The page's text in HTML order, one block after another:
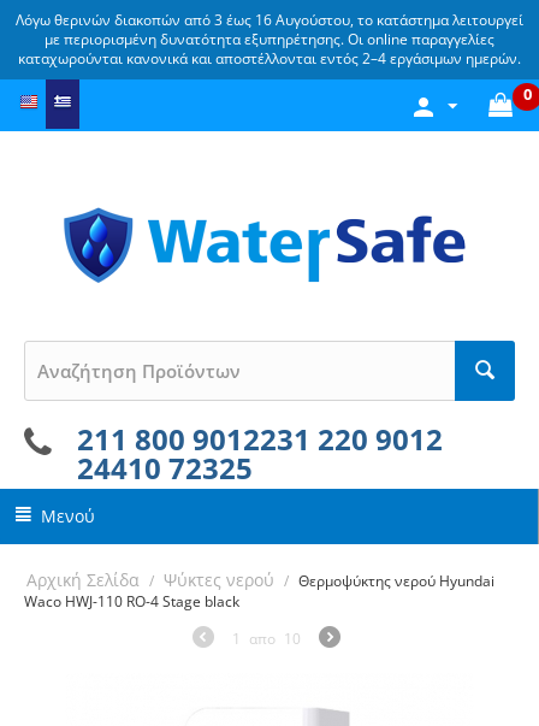
Λόγω θερινών διακοπών από 3 έως 16 Αυγούστου, το κατάστημα λειτουργεί
με περιορισμένη δυνατότητα εξυπηρέτησης. Οι online παραγγελίες
καταχωρούνται κανονικά και αποστέλλονται εντός 2–4 εργάσιμων ημερών.
0
211 800 9012231 220 9012
24410 72325
Μενού
Αρχική Σελίδα / Ψύκτες νερού / Θερμοψύκτης νερού Hyundai
Waco HWJ-110 RO-4 Stage black
1
απο 10